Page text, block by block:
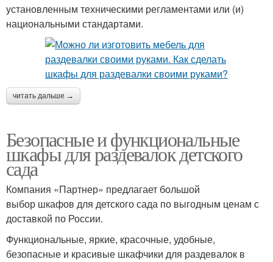
установленным техническими регламентами или (и)
национальными стандартами.
читать дальше →
Безопасные и функциональные
шкафы для раздевалок детского
сада
Компания «Партнер» предлагает большой
выбор шкафов для детского сада по выгодным ценам с
доставкой по России.
Функциональные, яркие, красочные, удобные,
безопасные и красивые шкафчики для раздевалок в